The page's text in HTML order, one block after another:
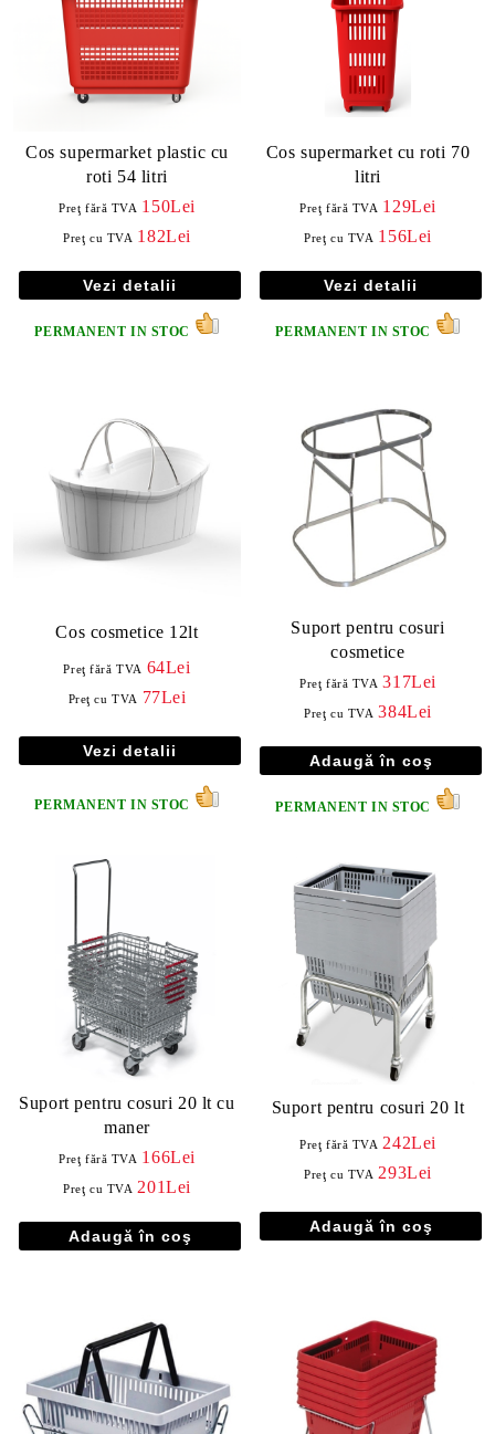
Cos supermarket plastic cu
roti 54 litri
Preţ fără TVA 150Lei
Preţ cu TVA 182Lei
Vezi detalii
PERMANENT IN STOC
Cos supermarket cu roti 70
litri
Preţ fără TVA 129Lei
Preţ cu TVA 156Lei
Vezi detalii
PERMANENT IN STOC
Cos cosmetice 12lt
Preţ fără TVA 64Lei
Preţ cu TVA 77Lei
Vezi detalii
PERMANENT IN STOC
Suport pentru cosuri
cosmetice
Preţ fără TVA 317Lei
Preţ cu TVA 384Lei
PERMANENT IN STOC
Suport pentru cosuri 20 lt cu
maner
Preţ fără TVA 166Lei
Preţ cu TVA 201Lei
Suport pentru cosuri 20 lt
Preţ fără TVA 242Lei
Preţ cu TVA 293Lei